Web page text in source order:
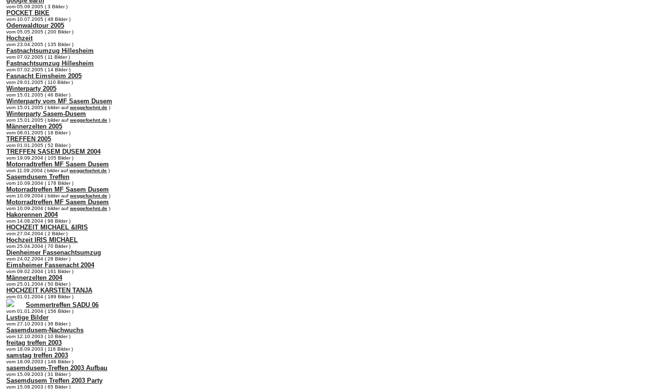
vom 05.09.2005 ( 3 Bilder )
POCKET BIKE
vom 10.07.2005 ( 48 Bilder )
Odenwaldtour 2005
vom 05.05.2005 ( 200 Bilder )
Hochzeit
vom 23.04.2005 ( 135 Bilder )
Fastnachtsumzug Hillesheim
vom 07.02.2005 ( 11 Bilder )
Fastnachtsumzug Hillesheim
vom 07.02.2005 ( 14 Bilder )
Fasnacht Eimsheim 2005
vom 29.01.2005 ( 110 Bilder )
Winterparty 2005
vom 15.01.2005 ( 46 Bilder )
Winterparty vom MF Sasem Dusem
vom 15.01.2005 ( bilder auf weggefoehnt.de )
Winterparty Sasem-Dusem
vom 15.01.2005 ( bilder auf weggefoehnt.de )
Männerzelten 2005
vom 08.01.2005 ( 18 Bilder )
TREFFEN 2005
vom 01.01.2005 ( 52 Bilder )
TREFFEN SASEM DUSEM 2004
vom 19.09.2004 ( 105 Bilder )
Motorradtreffen MF Sasem Dusem
vom 11.09.2004 ( bilder auf weggefoehnt.de )
Sasemdusem Treffen
vom 10.09.2004 ( 178 Bilder )
Motorradtreffen MF Sasem Dusem
vom 10.09.2004 ( bilder auf weggefoehnt.de )
Motorradtreffen MF Sasem Dusem
vom 10.09.2004 ( bilder auf weggefoehnt.de )
Hakorennen 2004
vom 14.08.2004 ( 98 Bilder )
HOCHZEIT MICHAEL &IRIS
vom 27.04.2004 ( 2 Bilder )
Hochzeit IRIS MICHAEL
vom 25.04.2004 ( 70 Bilder )
Dienheimer Fassenachtsumzug
vom 24.02.2004 ( 28 Bilder )
Eimsheimer Fassenacht 2004
vom 09.02.2004 ( 161 Bilder )
Männerzelten 2004
vom 25.01.2004 ( 50 Bilder )
HOCHZEIT KARSTEN TANJA
vom 01.01.2004 ( 189 Bilder )
Sommertreffen SADU 06
vom 01.01.2004 ( 156 Bilder )
Lustige Bilder
vom 27.10.2003 ( 36 Bilder )
Sasemdusem-Nachwuchs
vom 12.10.2003 ( 10 Bilder )
freitag treffen 2003
vom 18.09.2003 ( 116 Bilder )
samstag treffen 2003
vom 18.09.2003 ( 146 Bilder )
sasemdusem-Treffen 2003 Aufbau
vom 15.09.2003 ( 31 Bilder )
Sasemdusem Treffen 2003 Party
vom 15.09.2003 ( 65 Bilder )